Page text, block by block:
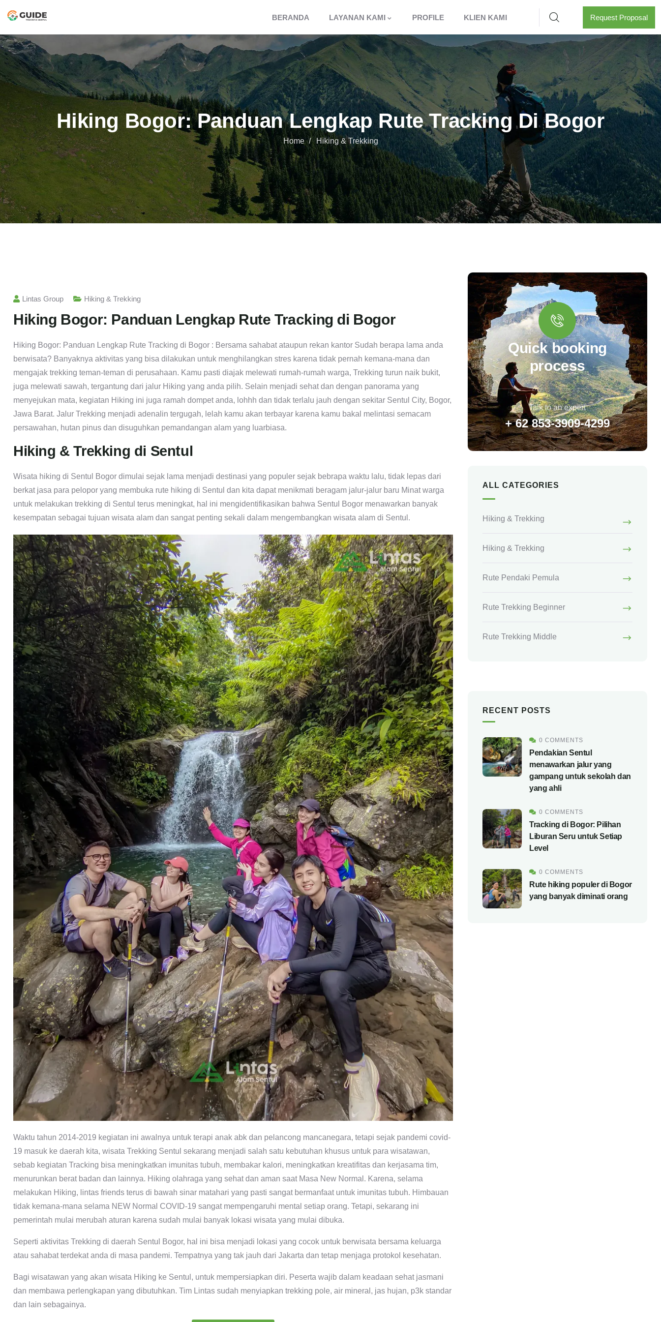
BERANDA LAYANAN KAMI PROFILE KLIEN KAMI Request Proposal
Hiking Bogor: Panduan Lengkap Rute Tracking Di Bogor
Home Hiking & Trekking
Lintas Group Hiking & Trekking
Hiking Bogor: Panduan Lengkap Rute Tracking di Bogor
Hiking Bogor: Panduan Lengkap Rute Tracking di Bogor : Bersama sahabat ataupun rekan kantor Sudah berapa lama anda
berwisata? Banyaknya aktivitas yang bisa dilakukan untuk menghilangkan stres karena tidak pernah kemana-mana dan
mengajak trekking teman-teman di perusahaan. Kamu pasti diajak melewati rumah-rumah warga, Trekking turun naik bukit,
juga melewati sawah, tergantung dari jalur Hiking yang anda pilih. Selain menjadi sehat dan dengan panorama yang
menyejukan mata, kegiatan Hiking ini juga ramah dompet anda, lohhh dan tidak terlalu jauh dengan sekitar Sentul City, Bogor,
Jawa Barat. Jalur Trekking menjadi adenalin tergugah, lelah kamu akan terbayar karena kamu bakal melintasi semacam
persawahan, hutan pinus dan disuguhkan pemandangan alam yang luarbiasa.
Hiking & Trekking di Sentul
Wisata hiking di Sentul Bogor dimulai sejak lama menjadi destinasi yang populer sejak bebrapa waktu lalu, tidak lepas dari
berkat jasa para pelopor yang membuka rute hiking di Sentul dan kita dapat menikmati beragam jalur-jalur baru Minat warga
untuk melakukan trekking di Sentul terus meningkat, hal ini mengidentifikasikan bahwa Sentul Bogor menawarkan banyak
kesempatan sebagai tujuan wisata alam dan sangat penting sekali dalam mengembangkan wisata alam di Sentul.
Waktu tahun 2014-2019 kegiatan ini awalnya untuk terapi anak abk dan pelancong mancanegara, tetapi sejak pandemi covid-
19 masuk ke daerah kita, wisata Trekking Sentul sekarang menjadi salah satu kebutuhan khusus untuk para wisatawan,
sebab kegiatan Tracking bisa meningkatkan imunitas tubuh, membakar kalori, meningkatkan kreatifitas dan kerjasama tim,
menurunkan berat badan dan lainnya. Hiking olahraga yang sehat dan aman saat Masa New Normal. Karena, selama
melakukan Hiking, lintas friends terus di bawah sinar matahari yang pasti sangat bermanfaat untuk imunitas tubuh. Himbauan
tidak kemana-mana selama NEW Normal COVID-19 sangat mempengaruhi mental setiap orang. Tetapi, sekarang ini
pemerintah mulai merubah aturan karena sudah mulai banyak lokasi wisata yang mulai dibuka.
Seperti aktivitas Trekking di daerah Sentul Bogor, hal ini bisa menjadi lokasi yang cocok untuk berwisata bersama keluarga
atau sahabat terdekat anda di masa pandemi. Tempatnya yang tak jauh dari Jakarta dan tetap menjaga protokol kesehatan.
Bagi wisatawan yang akan wisata Hiking ke Sentul, untuk mempersiapkan diri. Peserta wajib dalam keadaan sehat jasmani
dan membawa perlengkapan yang dibutuhkan. Tim Lintas sudah menyiapkan trekking pole, air mineral, jas hujan, p3k standar
dan lain sebagainya.
Quick booking
process
Talk to an expert
+ 62 853-3909-4299
ALL CATEGORIES
Hiking & Trekking
Hiking & Trekking
Rute Pendaki Pemula
Rute Trekking Beginner
Rute Trekking Middle
RECENT POSTS
0 COMMENTS
Pendakian Sentul
menawarkan jalur yang
gampang untuk sekolah dan
yang ahli
0 COMMENTS
Tracking di Bogor: Pilihan
Liburan Seru untuk Setiap
Level
0 COMMENTS
Rute hiking populer di Bogor
yang banyak diminati orang